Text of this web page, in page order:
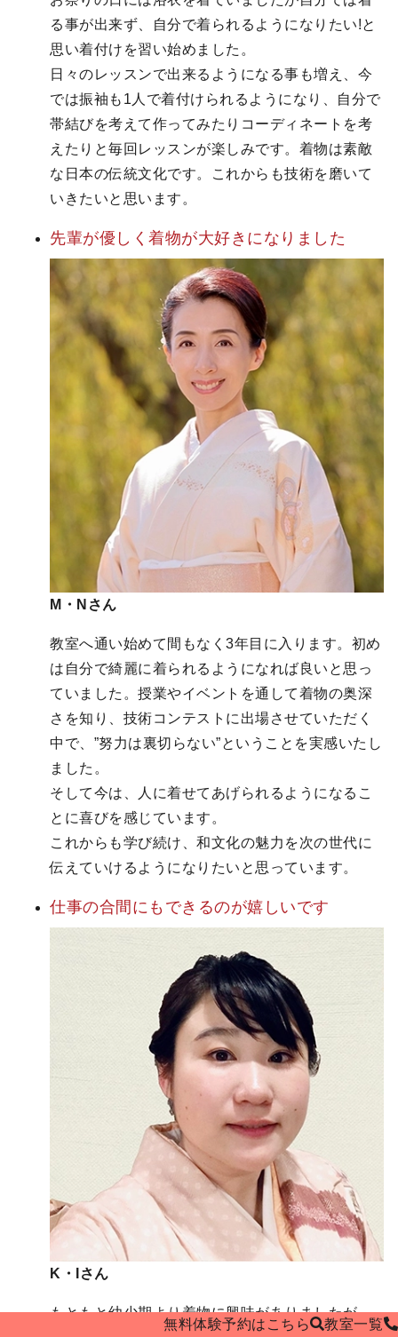
無料体験予約はこちら 教室一覧
る事が出来ず、自分で着られるようになりたい!と
思い着付けを習い始めました。
日々のレッスンで出来るようになる事も増え、今
では振袖も1人で着付けられるようになり、自分で
帯結びを考えて作ってみたりコーディネートを考
えたりと毎回レッスンが楽しみです。着物は素敵
な日本の伝統文化です。これからも技術を磨いて
いきたいと思います。
先輩が優しく 着物が大好きになりました
M・Nさん
教室へ通い始めて間もなく3年目に入ります。初め
は自分で綺麗に着られるようになれば良いと思っ
ていました。授業やイベントを通して着物の奥深
さを知り、技術コンテストに出場させていただく
中で、”努力は裏切らない”ということを実感いたし
ました。
そして今は、人に着せてあげられるようになるこ
とに喜びを感じています。
これからも学び続け、和文化の魅力を次の世代に
伝えていけるようになりたいと思っています。
仕事の合間にも できるのが嬉しいです
K・Iさん
もともと幼少期より着物に興味がありましたが、